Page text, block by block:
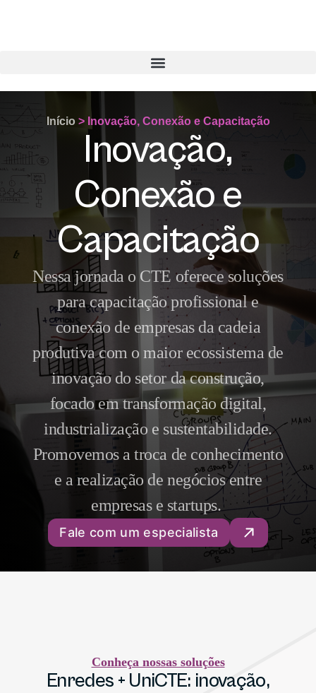
Início> Inovação, Conexão e Capacitação
Inovação,
Conexão e
Capacitação
Nessa jornada o CTE oferece soluções
para capacitação profissional e
conexão de empresas da cadeia
produtiva com o maior ecossistema de
inovação do setor da construção,
focado em transformação digital,
industrialização e sustentabilidade.
Promovemos a troca de conhecimento
e a realização de negócios entre
empresas e startups.
Fale com um especialista
Conheça nossas soluções
Enredes + UniCTE: inovação,